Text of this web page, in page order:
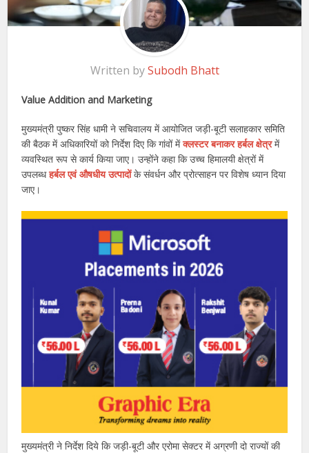
Written bySubodh Bhatt
Value Addition and Marketing
मुख्यमंत्री पुष्कर सिंह धामी ने सचिवालय में आयोजित जड़ी-बूटी सलाहकार समिति
की बैठक में अधिकारियों को निर्देश दिए कि गांवों मेंक्लस्टर बनाकर हर्बल क्षेत्रमें
व्यवस्थित रूप से कार्य किया जाए। उन्होंने कहा कि उच्च हिमालयी क्षेत्रों में
उपलब्धहर्बल एवं औषधीय उत्पादोंके संवर्धन और प्रोत्साहन पर विशेष ध्यान दिया
जाए।
मुख्यमंत्री ने निर्देश दिये कि जड़ी-बूटी और एरोमा सेक्टर में अग्रणी दो राज्यों की